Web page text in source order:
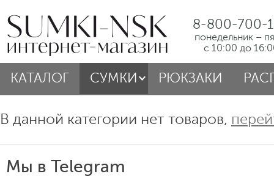
8-800-700-
понедельник –
с 10:00 до
КАТАЛОГ СУМКИ РЮКЗАКИ
В данной категории нет товаров,
Мы в Telegram